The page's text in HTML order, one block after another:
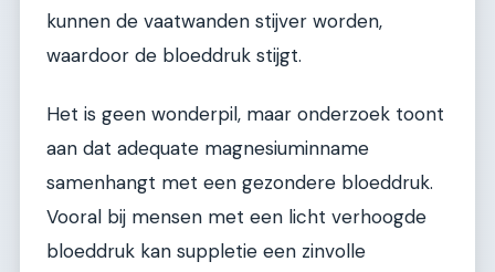
kunnen de vaatwanden stijver worden,
waardoor de bloeddruk stijgt.
Het is geen wonderpil, maar onderzoek toont
aan dat adequate magnesiuminname
samenhangt met een gezondere bloeddruk.
Vooral bij mensen met een licht verhoogde
bloeddruk kan suppletie een zinvolle